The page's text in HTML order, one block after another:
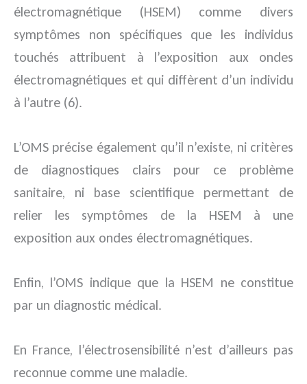
électromagnétique (HSEM) comme divers
symptômes non spécifiques que les individus
touchés attribuent à l’exposition aux ondes
électromagnétiques et qui diffèrent d’un individu
à l’autre (6).
L’OMS précise également qu’il n’existe, ni critères
de diagnostiques clairs pour ce problème
sanitaire, ni base scientifique permettant de
relier les symptômes de la HSEM à une
exposition aux ondes électromagnétiques.
Enfin, l’OMS indique que la HSEM ne constitue
par un diagnostic médical.
En France, l’électrosensibilité n’est d’ailleurs pas
reconnue comme une maladie.